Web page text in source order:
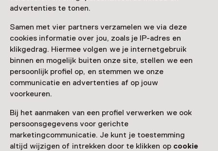
advertenties te tonen.
Samen met vier partners verzamelen we via deze
cookies informatie over jou, zoals je IP-adres en
klikgedrag. Hiermee volgen we je internetgebruik
binnen en mogelijk buiten onze site, stellen we een
persoonlijk profiel op, en stemmen we onze
communicatie en advertenties af op jouw
voorkeuren.
Bij het aanmaken van een profiel verwerken we ook
persoonsgegevens voor gerichte
marketingcommunicatie. Je kunt je toestemming
altijd wijzigen of intrekken door te klikken op cookie
Deze activiteit is afgelopen. Je kunt hier niet
meer aan deelnemen.
Bekijk alle actuele activiteiten opZien & doen
Datum
Toon beschikbaarheid
Locatie